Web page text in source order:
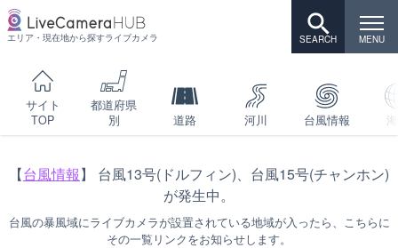
エリア・現在地から探すライブカメラ
サイト
TOP
都道府県
別
道路 河川 台風情報
【台風情報】 台風13号(ドルフィン)、台風15号(チャンホン)
が発生中。
台風の暴風域にライブカメラが設置されている地域が入ったら、こちらに
その一覧リンクをお知らせします。